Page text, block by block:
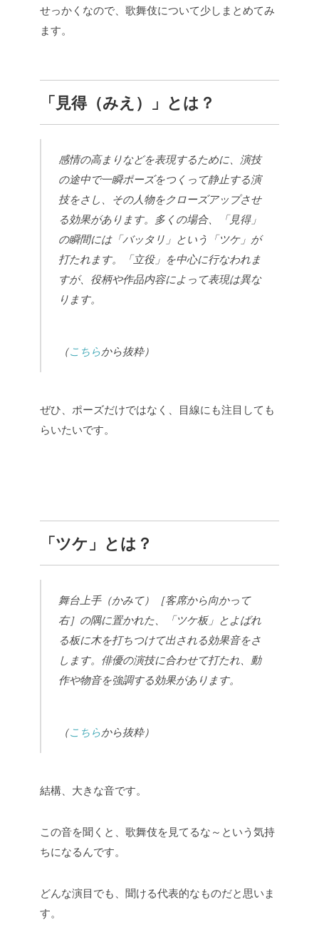
せっかくなので、歌舞伎について少しまとめてみ
ます。
「見得（みえ）」とは？
感情の高まりなどを表現するために、演技
の途中で一瞬ポーズをつくって静止する演
技をさし、その人物をクローズアップさせ
る効果があります。多くの場合、「見得」
の瞬間には「バッタリ」という「ツケ」が
打たれます。「立役」を中心に行なわれま
すが、役柄や作品内容によって表現は異な
ります。
（こちらから抜粋）
ぜひ、ポーズだけではなく、目線にも注目しても
らいたいです。
「ツケ」とは？
舞台上手（かみて）［客席から向かって
右］の隅に置かれた、「ツケ板」とよばれ
る板に木を打ちつけて出される効果音をさ
します。俳優の演技に合わせて打たれ、動
作や物音を強調する効果があります。
（こちらから抜粋）
結構、大きな音です。
この音を聞くと、歌舞伎を見てるな～という気持
ちになるんです。
どんな演目でも、聞ける代表的なものだと思いま
す。